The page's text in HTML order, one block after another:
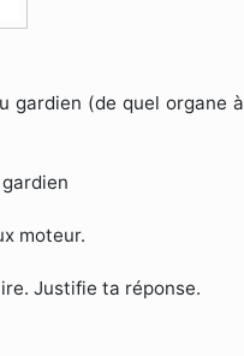
gardien (de quel organe à
moteur.
Justifie ta réponse.